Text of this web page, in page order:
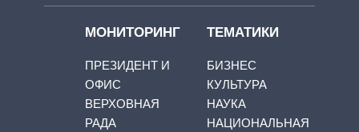
МОНИТОРИНГ
ПРЕЗИДЕНТ И
ОФИС
ВЕРХОВНАЯ
РАДА
ТЕМАТИКИ
БИЗНЕС
КУЛЬТУРА
НАУКА
НАЦИОНАЛЬНАЯ